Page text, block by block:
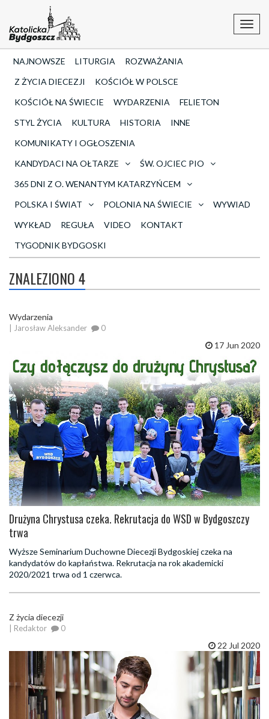
NAJNOWSZE LITURGIA
ROZWAŻANIA
Z ŻYCIA DIECEZJI
KOŚCIÓŁ W POLSCE
KOŚCIÓŁ NA ŚWIECIE
WYDARZENIA
FELIETON
STYL ŻYCIA
KULTURA HISTORIA
INNE
KOMUNIKATY I OGŁOSZENIA
KANDYDACI NA OŁTARZE
ŚW. OJCIEC PIO
365 DNI Z O. WENANTYM KATARZYŃCEM
POLSKA I ŚWIAT
POLONIA NA ŚWIECIE
WYWIAD
WYKŁAD
REGUŁA VIDEO
KONTAKT
TYGODNIK BYDGOSKI
ZNALEZIONO 4
Wydarzenia
| Jarosław Aleksander 0
17 Jun 2020
Drużyna Chrystusa czeka. Rekrutacja do WSD w Bydgoszczy
trwa
Wyższe Seminarium Duchowne Diecezji Bydgoskiej czeka na
kandydatów do kapłaństwa. Rekrutacja na rok akademicki
2020/2021 trwa od 1 czerwca.
Z życia diecezji
| Redaktor 0
22 Jul 2020